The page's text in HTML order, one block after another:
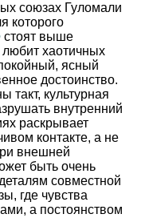
союзах Гуломали
которого
стоят выше
хаотичных
ясный
достоинство.
такт, культурная
внутренний
раскрывает
контакте, а не
внешней
быть очень
совместной
где чувства
а постоянством